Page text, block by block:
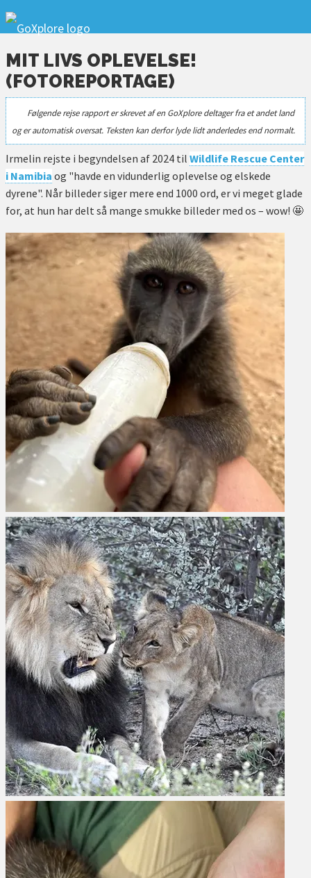
MIT LIVS OPLEVELSE!
(FOTOREPORTAGE)
Følgende rejse rapport er skrevet af en GoXplore deltager fra et andet land
og er automatisk oversat. Teksten kan derfor lyde lidt anderledes end normalt.
Irmelin rejste i begyndelsen af 2024 til Wildlife Rescue Center
i Namibia og "havde en vidunderlig oplevelse og elskede
dyrene". Når billeder siger mere end 1000 ord, er vi meget glade
for, at hun har delt så mange smukke billeder med os – wow! 🤩